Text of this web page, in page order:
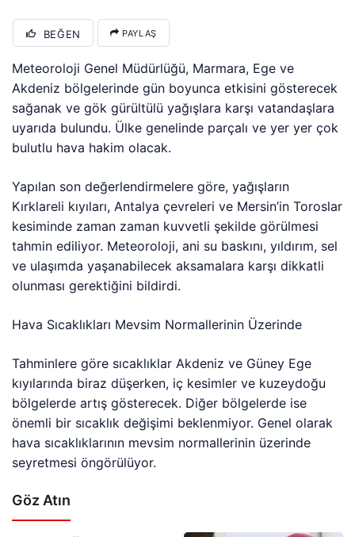
BEĞEN PAYLAŞ
Meteoroloji Genel Müdürlüğü, Marmara, Ege ve
Akdeniz bölgelerinde gün boyunca etkisini gösterecek
sağanak ve gök gürültülü yağışlara karşı vatandaşlara
uyarıda bulundu. Ülke genelinde parçalı ve yer yer çok
bulutlu hava hakim olacak.
Yapılan son değerlendirmelere göre, yağışların
Kırklareli kıyıları, Antalya çevreleri ve Mersin’in Toroslar
kesiminde zaman zaman kuvvetli şekilde görülmesi
tahmin ediliyor. Meteoroloji, ani su baskını, yıldırım, sel
ve ulaşımda yaşanabilecek aksamalara karşı dikkatli
olunması gerektiğini bildirdi.
Hava Sıcaklıkları Mevsim Normallerinin Üzerinde
Tahminlere göre sıcaklıklar Akdeniz ve Güney Ege
kıyılarında biraz düşerken, iç kesimler ve kuzeydoğu
bölgelerde artış gösterecek. Diğer bölgelerde ise
önemli bir sıcaklık değişimi beklenmiyor. Genel olarak
hava sıcaklıklarının mevsim normallerinin üzerinde
seyretmesi öngörülüyor.
Göz Atın